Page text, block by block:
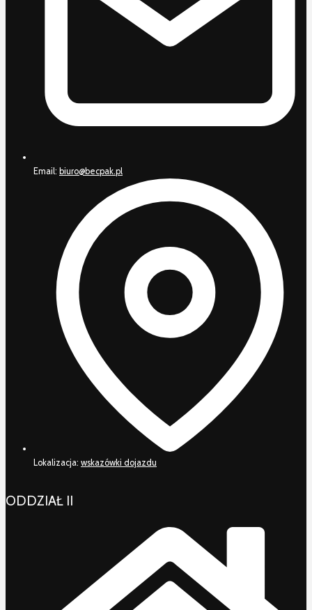
Email: biuro@becpak.pl
Lokalizacja: wskazówki dojazdu
ODDZIAŁ II